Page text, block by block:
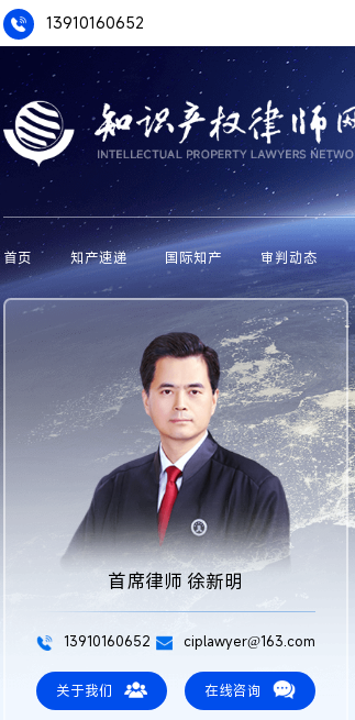
13910160652
首页 知产速递 国际知产 审判动态
首席律师 徐新明
13910160652 ciplawyer@163.com
关于我们 在线咨询